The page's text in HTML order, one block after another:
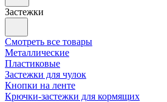
Застежки
Смотреть все товары
Металлические
Пластиковые
Застежки для чулок
Кнопки на ленте
Крючки-застежки для кормящих